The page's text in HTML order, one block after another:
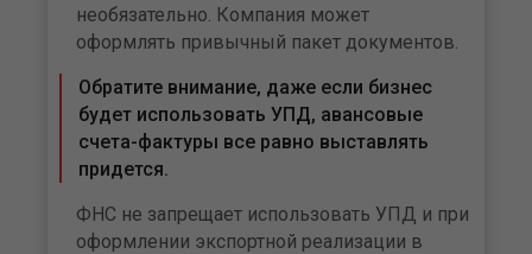
необязательно. Компания может
оформлять привычный пакет документов.
Обратите внимание, даже если бизнес
будет использовать УПД, авансовые
счета-фактуры все равно выставлять
придется.
ФНС не запрещает использовать УПД и при
оформлении экспортной реализации в